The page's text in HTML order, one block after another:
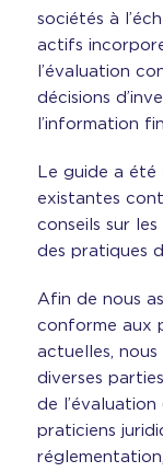
sociétés à
actifs
l’évaluation
décisions
l’information
Le guide a été
existantes
conseils sur
des pratiques
Afin de nous
conforme aux
actuelles,
diverses
de l’évaluation
praticiens